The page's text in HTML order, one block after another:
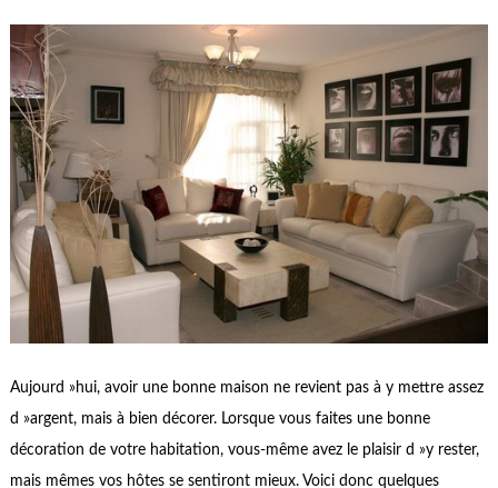
Aujourd »hui, avoir une bonne maison ne revient pas à y mettre assez
d »argent, mais à bien décorer. Lorsque vous faites une bonne
décoration de votre habitation, vous-même avez le plaisir d »y rester,
mais mêmes vos hôtes se sentiront mieux. Voici donc quelques